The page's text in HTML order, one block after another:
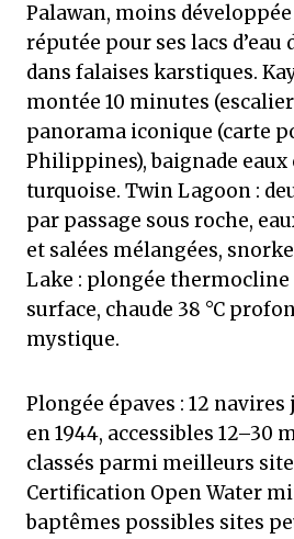
Palawan, moins développée
réputée pour ses lacs d’eau
dans falaises karstiques.
montée 10 minutes
panorama iconique (carte
Philippines), baignade
turquoise. Twin Lagoon :
par passage sous roche,
et salées mélangées,
Lake : plongée thermocline
surface, chaude 38 °C
mystique.
Plongée épaves : 12
en 1944, accessibles 12–30
classés parmi meilleurs
Certification Open Water
baptêmes possibles sites